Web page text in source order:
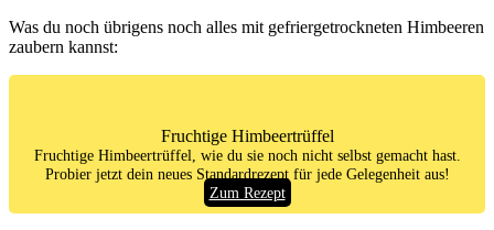
Was du noch übrigens noch alles mit gefriergetrockneten Himbeeren
zaubern kannst:
Fruchtige Himbeertrüffel
Fruchtige Himbeertrüffel, wie du sie noch nicht selbst gemacht hast.
Probier jetzt dein neues Standardrezept für jede Gelegenheit aus!
Zum Rezept